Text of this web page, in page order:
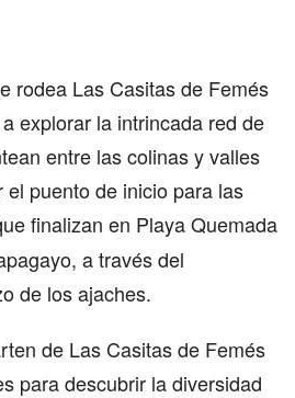
rodea Las Casitas de Femés
explorar la intrincada red de
entre las colinas y valles
puento de inicio para las
finalizan en Playa Quemada
a través del
de los ajaches.
de Las Casitas de Femés
para descubrir la diversidad